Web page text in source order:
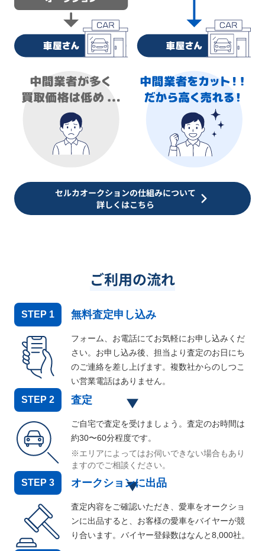
セルカオークションの仕組みについて
詳しくはこちら
ご利用の流れ
STEP 1 無料査定申し込み
フォーム、お電話にてお気軽にお申し込みくだ
さい。お申し込み後、担当より査定のお日にち
のご連絡を差し上げます。複数社からのしつこ
い営業電話はありません。
STEP 2 査定
ご自宅で査定を受けましょう。査定のお時間は
約30〜60分程度です。
※エリアによってはお伺いできない場合もあり
ますのでご相談ください。
STEP 3 オークションに出品
査定内容をご確認いただき、愛車をオークショ
ンに出品すると、お客様の愛車をバイヤーが競
り合います。バイヤー登録数はなんと8,000社。